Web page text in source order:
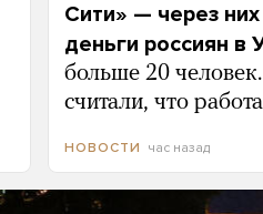
Сити» — через
деньги россиян в
больше 20
считали, что
НОВОСТИ час назад